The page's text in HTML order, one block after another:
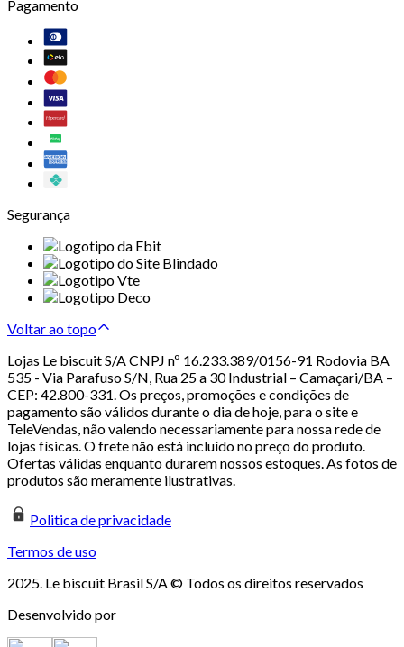
Pagamento
Segurança
Voltar ao topo
Lojas Le biscuit S/A CNPJ nº 16.233.389/0156-91 Rodovia BA
535 - Via Parafuso S/N, Rua 25 a 30 Industrial – Camaçari/BA –
CEP: 42.800-331. Os preços, promoções e condições de
pagamento são válidos durante o dia de hoje, para o site e
TeleVendas, não valendo necessariamente para nossa rede de
lojas físicas. O frete não está incluído no preço do produto.
Ofertas válidas enquanto durarem nossos estoques. As fotos de
produtos são meramente ilustrativas.
Politica de privacidade
Termos de uso
2025. Le biscuit Brasil S/A © Todos os direitos reservados
Desenvolvido por